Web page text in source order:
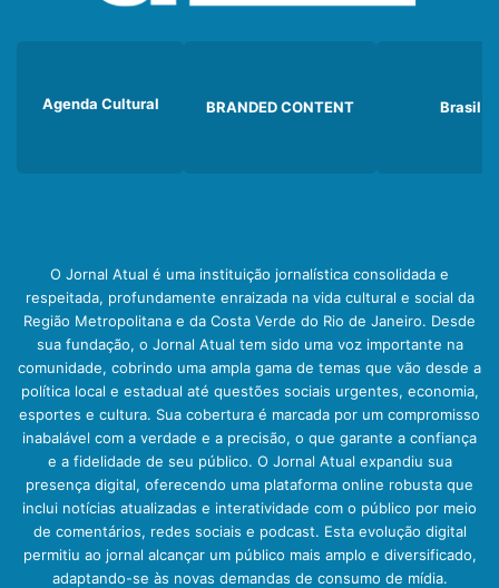
Agenda Cultural BRANDED CONTENT Brasil
O Jornal Atual é uma instituição jornalística consolidada e
respeitada, profundamente enraizada na vida cultural e social da
Região Metropolitana e da Costa Verde do Rio de Janeiro. Desde
sua fundação, o Jornal Atual tem sido uma voz importante na
comunidade, cobrindo uma ampla gama de temas que vão desde a
política local e estadual até questões sociais urgentes, economia,
esportes e cultura. Sua cobertura é marcada por um compromisso
inabalável com a verdade e a precisão, o que garante a confiança
e a fidelidade de seu público. O Jornal Atual expandiu sua
presença digital, oferecendo uma plataforma online robusta que
inclui notícias atualizadas e interatividade com o público por meio
de comentários, redes sociais e podcast. Esta evolução digital
permitiu ao jornal alcançar um público mais amplo e diversificado,
adaptando-se às novas demandas de consumo de mídia.